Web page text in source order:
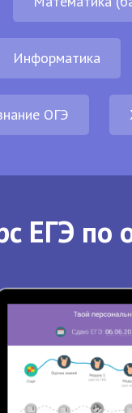
Информатика
ОГЭ
ЕГЭ по